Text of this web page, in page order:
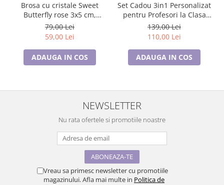
Brosa cu cristale Sweet
Butterfly rose 3x5 cm,
BR23.015, garantie 6 luni
79,00 Lei
59,00 Lei
ADAUGA IN COS
Set Cadou 3in1 Personalizat
pentru Profesori la Clasa
buburuzelor de 8 Martie
139,00 Lei
110,00 Lei
ADAUGA IN COS
NEWSLETTER
Nu rata ofertele si promotiile noastre
Vreau sa primesc newsletter cu promotiile
magazinului. Afla mai multe in Politica de